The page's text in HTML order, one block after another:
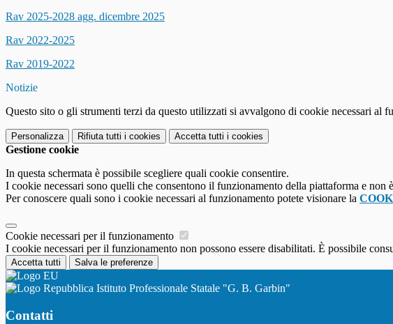
Rav 2025-2028 agg. dicembre 2025
Rav 2022-2025
Rav 2019-2022
Notizie
Questo sito o gli strumenti terzi da questo utilizzati si avvalgono di cookie necessari al
Personalizza Rifiuta tutti i cookies Accetta tutti i cookies
Gestione cookie
In questa schermata è possibile scegliere quali cookie consentire.
I cookie necessari sono quelli che consentono il funzionamento della piattaforma e non
Per conoscere quali sono i cookie necessari al funzionamento potete visionare la
Cookie necessari per il funzionamento
I cookie necessari per il funzionamento non possono essere disabilitati. È possibile
Accetta tutti Salva le preferenze
Istituto Professionale Statale "G. B. Garbin"
Contatti